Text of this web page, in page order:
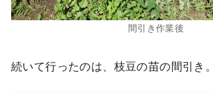
間引き作業後
続いて行ったのは、枝豆の苗の間引き。